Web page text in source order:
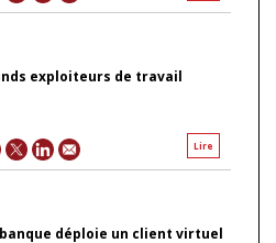
exploiteurs de travail
Lire
déploie un client virtuel